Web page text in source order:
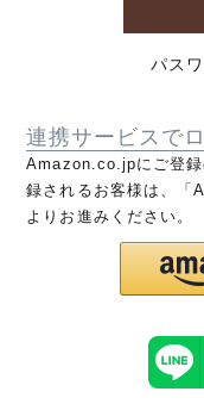
パス
連携サービスで
Amazon.co.jpにご登録
録されるお客様は、「
よりお進みください。